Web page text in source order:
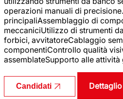
operazioni manuali di
principaliAssemblaggio di
meccaniciUtilizzo di strumenti
forbici, avvitatoreCablaggio
componentiControllo qualità
assemblateSupporto alle
Candidati